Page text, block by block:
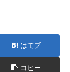
はてブ
コピー